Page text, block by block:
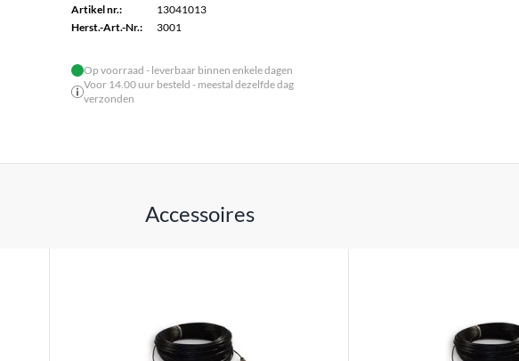
Artikel nr.:
13041013
Herst.-Art.-Nr.:
3001
Op voorraad - leverbaar binnen enkele dagen
Voor 14.00 uur besteld - meestal dezelfde dag
verzonden
Accessoires